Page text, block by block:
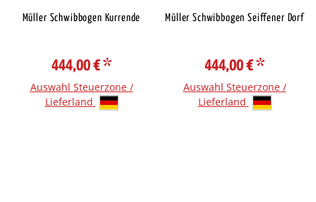
Müller Schwibbogen Kurrende
444,00 €*
Auswahl Steuerzone /
Lieferland
Müller Schwibbogen Seiffener Dorf
444,00 €*
Auswahl Steuerzone /
Lieferland